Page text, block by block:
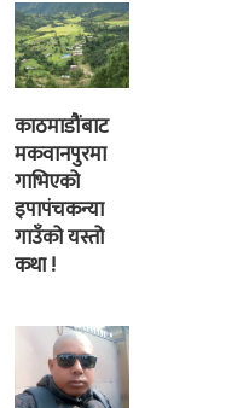
काठमाडौंबाट
मकवानपुरमा
गाभिएको
इपापंचकन्या
गाउँको यस्तो
कथा !